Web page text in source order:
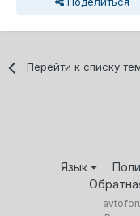
Перейти к списку
Язык